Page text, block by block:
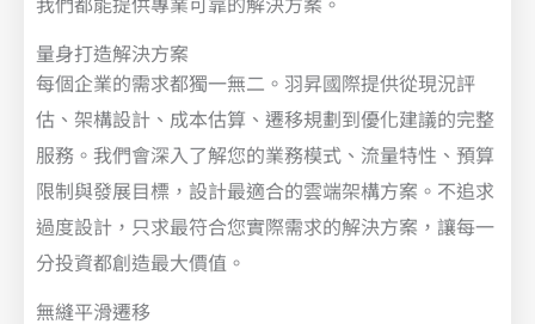
量身打造解決方案
每個企業的需求都獨一無二。羽昇國際提供從現況評
估、架構設計、成本估算、遷移規劃到優化建議的完整
服務。我們會深入了解您的業務模式、流量特性、預算
限制與發展目標，設計最適合的雲端架構方案。不追求
過度設計，只求最符合您實際需求的解決方案，讓每一
分投資都創造最大價值。
無縫平滑遷移